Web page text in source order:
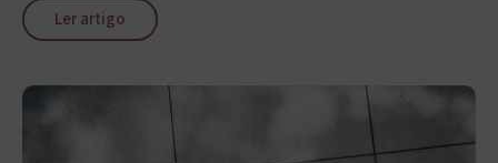
Ler artigo